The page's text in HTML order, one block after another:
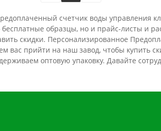
счетчик воды управления
образцы, но и прайс-листы и
скидки. Персонализированное
вас прийти на наш завод, чтобы купить
оптовую упаковку. Давайте